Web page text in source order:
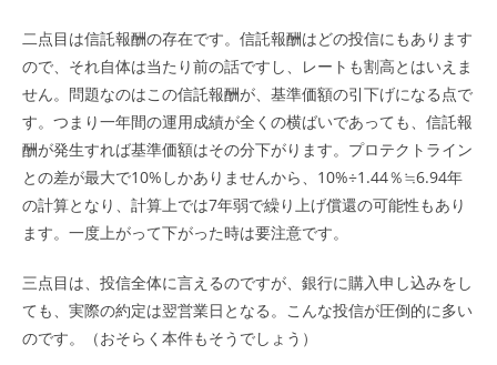
二点目は信託報酬の存在です。信託報酬はどの投信にもあります
ので、それ自体は当たり前の話ですし、レートも割高とはいえま
せん。問題なのはこの信託報酬が、基準価額の引下げになる点で
す。つまり一年間の運用成績が全くの横ばいであっても、信託報
酬が発生すれば基準価額はその分下がります。プロテクトライン
との差が最大で10%しかありませんから、10%÷1.44％≒6.94年
の計算となり、計算上では7年弱で繰り上げ償還の可能性もあり
ます。一度上がって下がった時は要注意です。
三点目は、投信全体に言えるのですが、銀行に購入申し込みをし
ても、実際の約定は翌営業日となる。こんな投信が圧倒的に多い
のです。（おそらく本件もそうでしょう）